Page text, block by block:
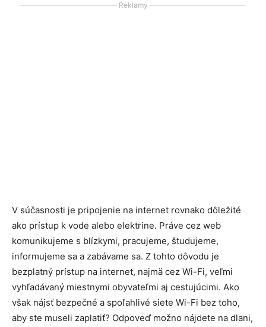
Reklamy
V súčasnosti je pripojenie na internet rovnako dôležité
ako prístup k vode alebo elektrine. Práve cez web
komunikujeme s blízkymi, pracujeme, študujeme,
informujeme sa a zabávame sa. Z tohto dôvodu je
bezplatný prístup na internet, najmä cez Wi-Fi, veľmi
vyhľadávaný miestnymi obyvateľmi aj cestujúcimi. Ako
však nájsť bezpečné a spoľahlivé siete Wi-Fi bez toho,
aby ste museli zaplatiť? Odpoveď možno nájdete na dlani,